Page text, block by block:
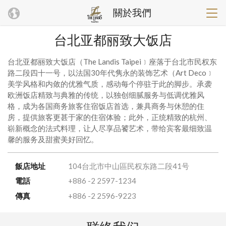
關於我們
台北亚都丽致大饭店
台北亚都丽致大饭店（The Landis Taipei﹞座落于台北市民权东
路二段四十一号，以法国30年代隽永的装饰艺术（Art Deco﹞
美学风格和内敛的优雅气质，感动每个停驻于此的脚步。承袭
欧洲饭店精致与典雅的传统，以独创细腻服务与低调优雅风
格，成为各国商务旅客住宿饭店首选，兼具商务与休憩的住
房，提供旅客更甚于家的住宿体验；此外，正统精致的杭州、
崭新概念的法式料理，让人尽享品饕艺术，带给宾客最细致温
馨的服务及甜蜜美好回忆。
飯店地址
104台北市中山區民权东路二段41号
電話
+886 -2 2597-1234
傳真
+886 -2 2596-9223